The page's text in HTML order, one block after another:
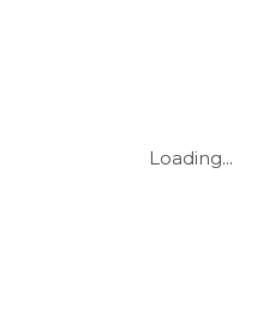
Loading...
Loading...